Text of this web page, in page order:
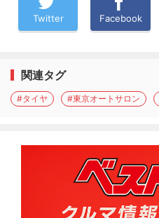
Twitter Facebook
関連タグ
#タイヤ #東京オートサロン